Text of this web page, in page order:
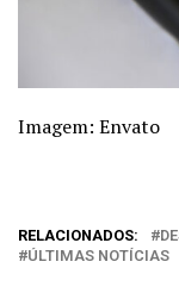
Imagem: Envato
RELACIONADOS:
ÚLTIMAS NOTÍCIAS